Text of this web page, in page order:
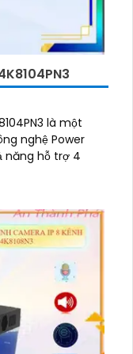
là một
nghệ Power